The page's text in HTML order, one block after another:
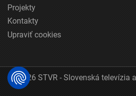
Projekty
Kontakty
Upraviť cookies
© 2026 STVR - Slovenská televízia